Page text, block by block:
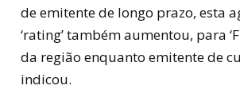
de emitente de longo prazo, esta
‘rating’ também aumentou, para
da região enquanto emitente de
indicou.